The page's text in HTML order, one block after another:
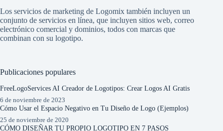
Los servicios de marketing de Logomix también incluyen un
conjunto de servicios en línea, que incluyen sitios web, correo
electrónico comercial y dominios, todos con marcas que
combinan con su logotipo.
Publicaciones populares
FreeLogoServices AI Creador de Logotipos: Crear Logos AI Gratis
6 de noviembre de 2023
Cómo Usar el Espacio Negativo en Tu Diseño de Logo (Ejemplos)
25 de noviembre de 2020
CÓMO DISEÑAR TU PROPIO LOGOTIPO EN 7 PASOS